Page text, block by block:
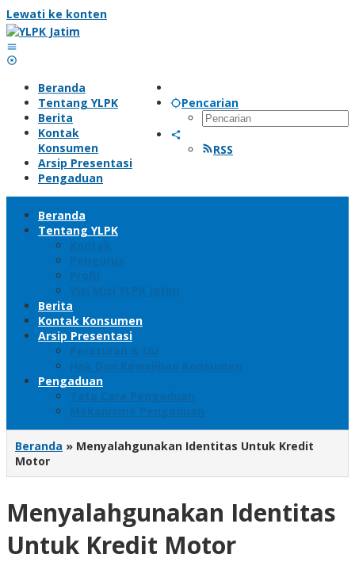
Lewati ke konten
Pencarian
RSS
Beranda
Tentang YLPK
Berita
Kontak
Konsumen
Arsip Presentasi
Pengaduan
Beranda
Tentang YLPK
Kontak
Pengurus
Profil
Visi Misi YLPK Jatim
Berita
Kontak Konsumen
Arsip Presentasi
Peraturan & UU
Hak Dan Kewajiban Konsumen
Pengaduan
Tata Cara Pengaduan
Mekanisme Pengaduan
Beranda » Menyalahgunakan Identitas Untuk Kredit
Motor
Menyalahgunakan Identitas
Untuk Kredit Motor